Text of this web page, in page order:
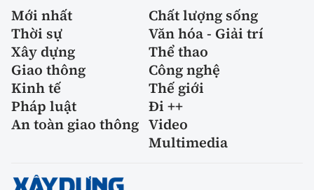
Mới nhất
Chất lượng sống
Thời sự
Văn hóa - Giải trí
Xây dựng
Thể thao
Giao thông
Công nghệ
Kinh tế
Thế giới
Pháp luật
Đi ++
An toàn giao thông Video
Multimedia